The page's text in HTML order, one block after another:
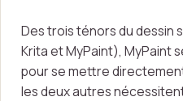
Des trois ténors du dessin
Krita et MyPaint), MyPaint
pour se mettre
les deux autres